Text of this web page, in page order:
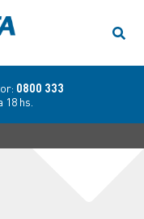
0800 333
18 hs.